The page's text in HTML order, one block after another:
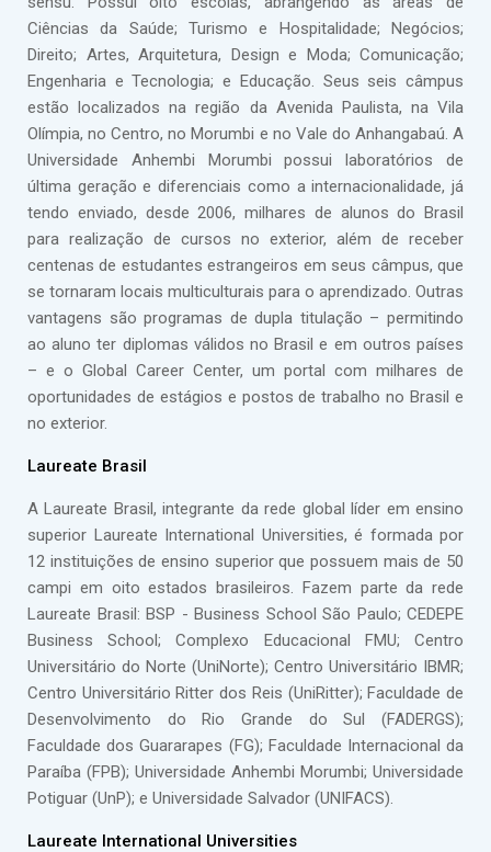
Ciências da Saúde; Turismo e Hospitalidade; Negócios;
Direito; Artes, Arquitetura, Design e Moda; Comunicação;
Engenharia e Tecnologia; e Educação. Seus seis câmpus
estão localizados na região da Avenida Paulista, na Vila
Olímpia, no Centro, no Morumbi e no Vale do Anhangabaú. A
Universidade Anhembi Morumbi possui laboratórios de
última geração e diferenciais como a internacionalidade, já
tendo enviado, desde 2006, milhares de alunos do Brasil
para realização de cursos no exterior, além de receber
centenas de estudantes estrangeiros em seus câmpus, que
se tornaram locais multiculturais para o aprendizado. Outras
vantagens são programas de dupla titulação – permitindo
ao aluno ter diplomas válidos no Brasil e em outros países
– e o Global Career Center, um portal com milhares de
oportunidades de estágios e postos de trabalho no Brasil e
no exterior.
Laureate Brasil
A Laureate Brasil, integrante da rede global líder em ensino
superior Laureate International Universities, é formada por
12 instituições de ensino superior que possuem mais de 50
campi em oito estados brasileiros. Fazem parte da rede
Laureate Brasil: BSP - Business School São Paulo; CEDEPE
Business School; Complexo Educacional FMU; Centro
Universitário do Norte (UniNorte); Centro Universitário IBMR;
Centro Universitário Ritter dos Reis (UniRitter); Faculdade de
Desenvolvimento do Rio Grande do Sul (FADERGS);
Faculdade dos Guararapes (FG); Faculdade Internacional da
Paraíba (FPB); Universidade Anhembi Morumbi; Universidade
Potiguar (UnP); e Universidade Salvador (UNIFACS).
Laureate International Universities